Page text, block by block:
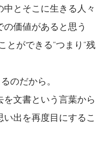
とそこに生きる人々
価値があると思う
とができる”つまり”残
のだから。
文書という言葉から
出を再度目にするこ